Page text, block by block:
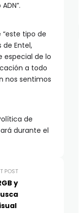
“este tipo de
Entel,
especial de lo
a todo
nos sentimos
de
durante el
POST
y